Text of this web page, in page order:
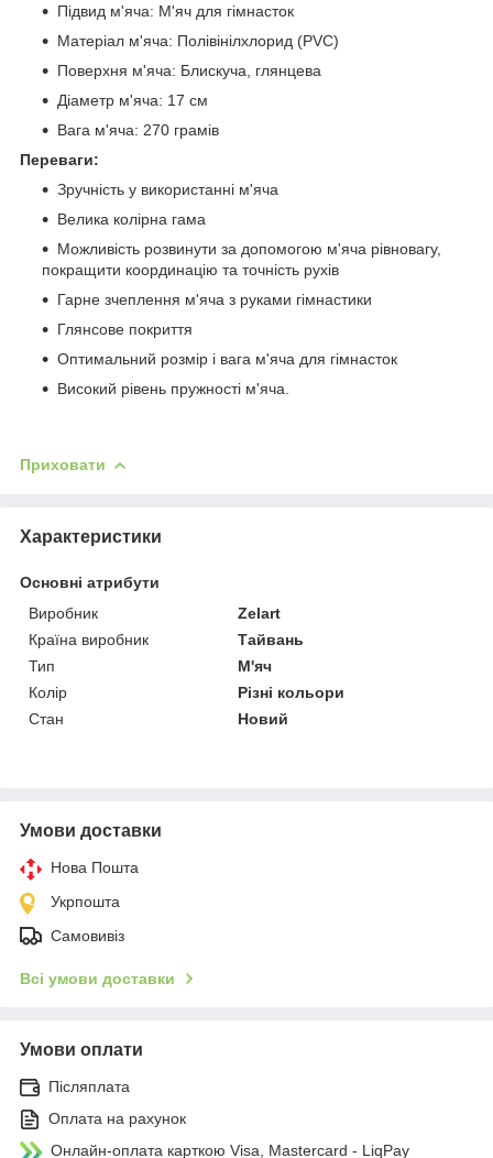
Підвид м'яча: М'яч для гімнасток
Матеріал м'яча: Полівінілхлорид (PVC)
Поверхня м'яча: Блискуча, глянцева
Діаметр м'яча: 17 см
Вага м'яча: 270 грамів
Переваги:
Зручність у використанні м'яча
Велика колірна гама
Можливість розвинути за допомогою м'яча рівновагу,
покращити координацію та точність рухів
Гарне зчеплення м'яча з руками гімнастики
Глянсове покриття
Оптимальний розмір і вага м'яча для гімнасток
Високий рівень пружності м'яча.
Приховати
Характеристики
Основні атрибути
Виробник
Zelart
Країна виробник
Тайвань
Тип
М'яч
Колір
Різні кольори
Стан
Новий
Умови доставки
Нова Пошта
Укрпошта
Самовивіз
Всі умови доставки
Умови оплати
Післяплата
Оплата на рахунок
Онлайн-оплата карткою Visa, Mastercard - LiqPay